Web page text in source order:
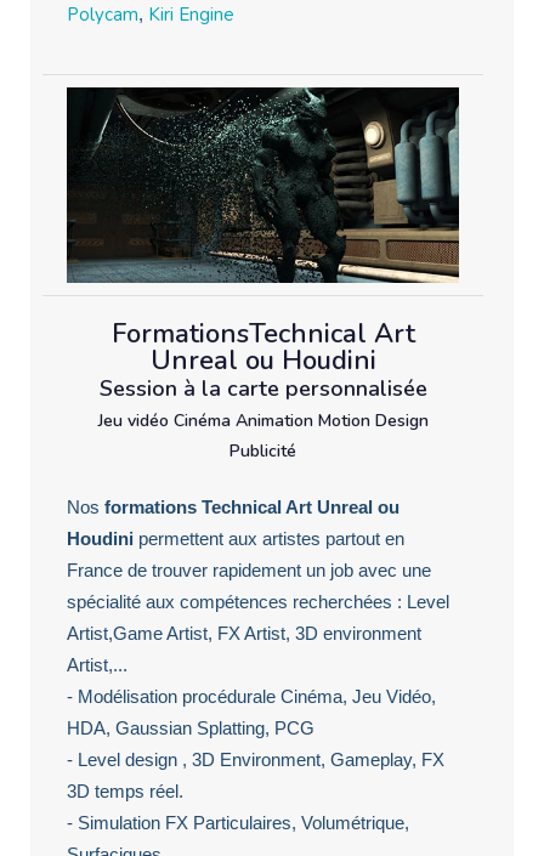
Polycam, Kiri Engine
FormationsTechnical Art
Unreal ou Houdini
Session à la carte personnalisée
Jeu vidéo Cinéma Animation Motion Design
Publicité
Nos formations Technical Art Unreal ou
Houdini permettent aux artistes partout en
France de trouver rapidement un job avec une
spécialité aux compétences recherchées : Level
Artist,Game Artist, FX Artist, 3D environment
Artist,...
- Modélisation procédurale Cinéma, Jeu Vidéo,
HDA, Gaussian Splatting, PCG
- Level design , 3D Environment, Gameplay, FX
3D temps réel.
- Simulation FX Particulaires, Volumétrique,